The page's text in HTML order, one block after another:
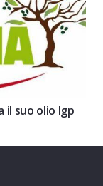
il suo olio Igp